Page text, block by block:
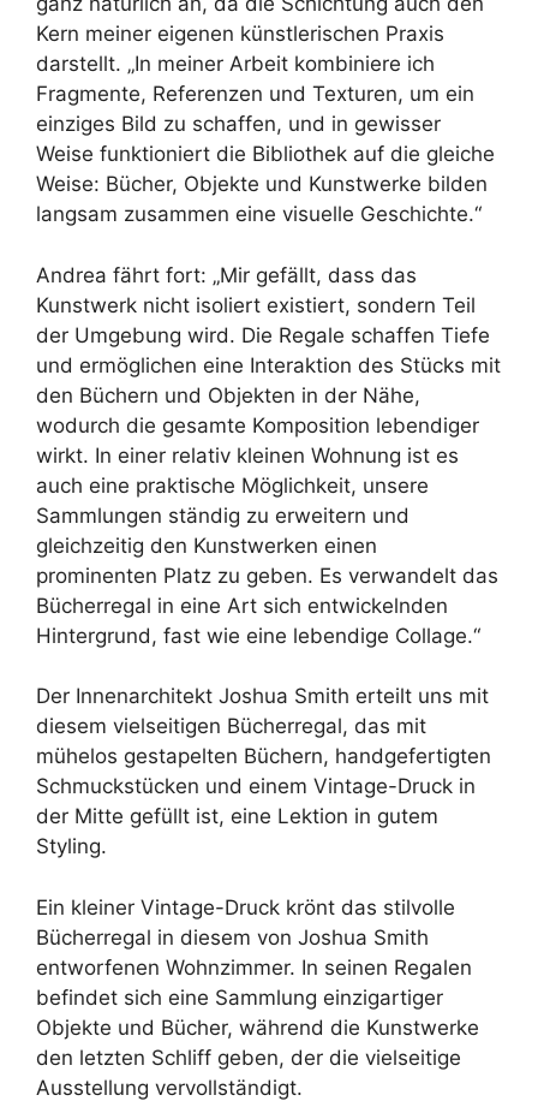
Kern meiner eigenen künstlerischen Praxis
darstellt. „In meiner Arbeit kombiniere ich
Fragmente, Referenzen und Texturen, um ein
einziges Bild zu schaffen, und in gewisser
Weise funktioniert die Bibliothek auf die gleiche
Weise: Bücher, Objekte und Kunstwerke bilden
langsam zusammen eine visuelle Geschichte.“
Andrea fährt fort: „Mir gefällt, dass das
Kunstwerk nicht isoliert existiert, sondern Teil
der Umgebung wird. Die Regale schaffen Tiefe
und ermöglichen eine Interaktion des Stücks mit
den Büchern und Objekten in der Nähe,
wodurch die gesamte Komposition lebendiger
wirkt. In einer relativ kleinen Wohnung ist es
auch eine praktische Möglichkeit, unsere
Sammlungen ständig zu erweitern und
gleichzeitig den Kunstwerken einen
prominenten Platz zu geben. Es verwandelt das
Bücherregal in eine Art sich entwickelnden
Hintergrund, fast wie eine lebendige Collage.“
Der Innenarchitekt Joshua Smith erteilt uns mit
diesem vielseitigen Bücherregal, das mit
mühelos gestapelten Büchern, handgefertigten
Schmuckstücken und einem Vintage-Druck in
der Mitte gefüllt ist, eine Lektion in gutem
Styling.
Ein kleiner Vintage-Druck krönt das stilvolle
Bücherregal in diesem von Joshua Smith
entworfenen Wohnzimmer. In seinen Regalen
befindet sich eine Sammlung einzigartiger
Objekte und Bücher, während die Kunstwerke
den letzten Schliff geben, der die vielseitige
Ausstellung vervollständigt.